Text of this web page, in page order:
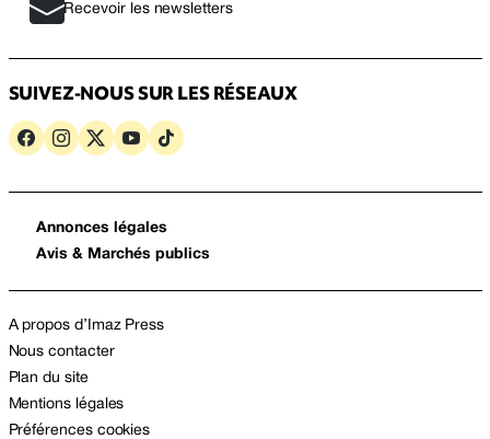
Recevoir les newsletters
SUIVEZ-NOUS SUR LES RÉSEAUX
Annonces légales
Avis & Marchés publics
A propos d’Imaz Press
Nous contacter
Plan du site
Mentions légales
Préférences cookies